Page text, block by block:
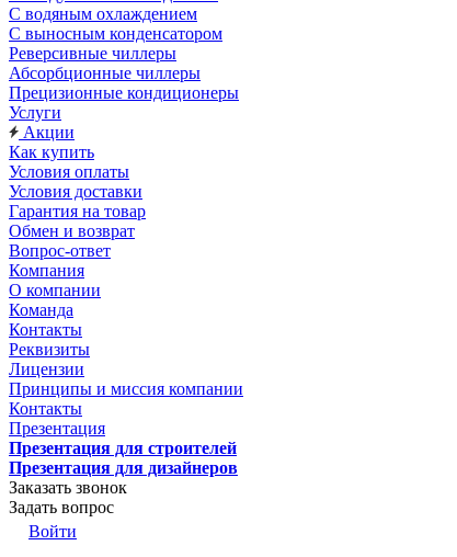
С водяным охлаждением
С выносным конденсатором
Реверсивные чиллеры
Абсорбционные чиллеры
Прецизионные кондиционеры
Услуги
Акции
Как купить
Условия оплаты
Условия доставки
Гарантия на товар
Обмен и возврат
Вопрос-ответ
Компания
О компании
Команда
Контакты
Реквизиты
Лицензии
Принципы и миссия компании
Контакты
Презентация
Презентация для строителей
Презентация для дизайнеров
Заказать звонок
Задать вопрос
Войти